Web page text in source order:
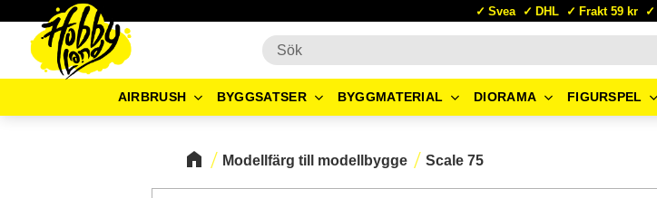
Svea DHL Frakt 59 kr
AIRBRUSH BYGGSATSER BYGGMATERIAL DIORAMA FIGURSPEL
Modellfärg till modellbygge Scale 75